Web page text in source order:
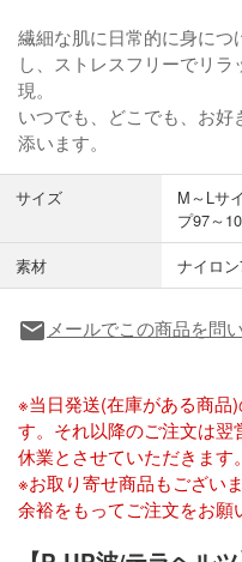
繊細な肌に日常的に身につ
し、ストレスフリーでリ
現。
いつでも、どこでも、お好
添います。
サイズ
M～Lサ
プ97～
素材
ナイロ
local_post_officeメールでこの商品を問
※当日発送(在庫がある商品
す。それ以降のご注文は
休業とさせていただきます。
※お取り寄せ商品もござい
余裕をもってご注文をお願